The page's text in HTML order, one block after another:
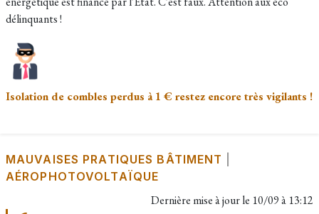
délinquants !
Isolation de combles perdus à 1 € restez encore très vigilants !
MAUVAISES PRATIQUES BÂTIMENT
AÉROPHOTOVOLTAÏQUE
Dernière mise à jour le 10/09 à 13:12